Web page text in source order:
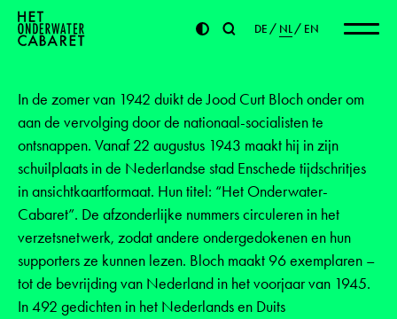
DE NL EN
In de zomer van 1942 duikt de Jood Curt Bloch onder om
aan de vervolging door de nationaal-socialisten te
ontsnappen. Vanaf 22 augustus 1943 maakt hij in zijn
schuilplaats in de Nederlandse stad Enschede tijdschritjes
in ansichtkaartformaat. Hun titel: “Het Onderwater-
Cabaret”. De afzonderlijke nummers circuleren in het
verzetsnetwerk, zodat andere ondergedokenen en hun
supporters ze kunnen lezen. Bloch maakt 96 exemplaren –
tot de bevrijding van Nederland in het voorjaar van 1945.
In 492 gedichten in het Nederlands en Duits